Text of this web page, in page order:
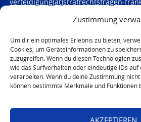
Zustimmung
Um dir ein optimales Erlebnis zu bieten,
Cookies, um Geräteinformationen zu
zuzugreifen. Wenn du diesen Technologien
wie das Surfverhalten oder eindeutige IDs auf
verarbeiten. Wenn du deine Zustimmung
können bestimmte Merkmale und Funktionen
AKZEPTIEREN
verteidigung(at)strafrechtsfragen-
www.strafrechtsfragen-frankfurt.de
Louisenstraße 84
61348 Bad Homburg
Telefon:06172 - 66 28 00
Telefax: 06172 - 66 28 01
0171 - 691 67 67